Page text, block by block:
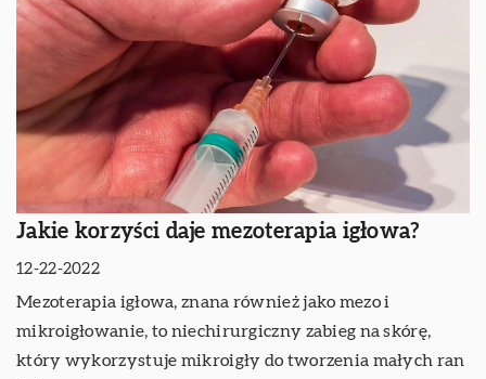
Jakie korzyści daje mezoterapia igłowa?
12-22-2022
Mezoterapia igłowa, znana również jako mezo i
mikroigłowanie, to niechirurgiczny zabieg na skórę,
który wykorzystuje mikroigły do tworzenia małych ran